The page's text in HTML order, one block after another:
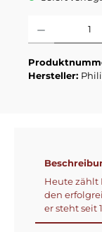
Hersteller:
Heute zählt
den
er steht seit